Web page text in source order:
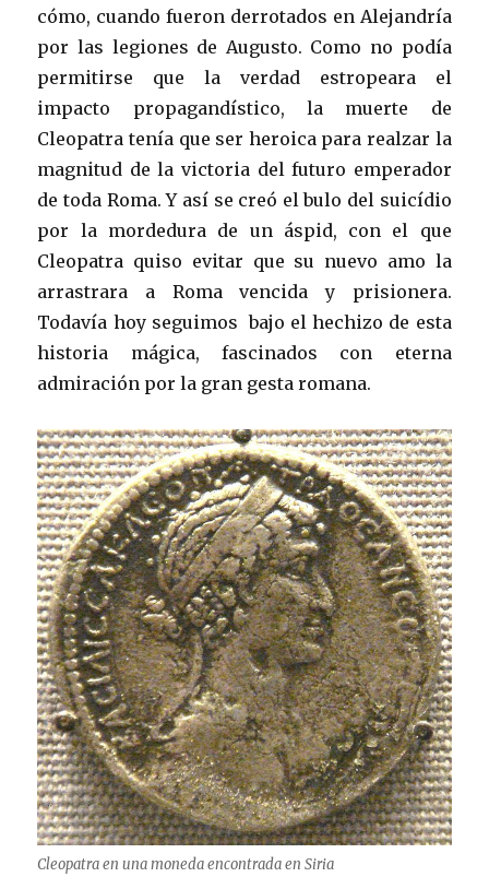
cómo, cuando fueron derrotados en Alejandría
por las legiones de Augusto. Como no podía
permitirse que la verdad estropeara el
impacto propagandístico, la muerte de
Cleopatra tenía que ser heroica para realzar la
magnitud de la victoria del futuro emperador
de toda Roma. Y así se creó el bulo del suicídio
por la mordedura de un áspid, con el que
Cleopatra quiso evitar que su nuevo amo la
arrastrara a Roma vencida y prisionera.
Todavía hoy seguimos bajo el hechizo de esta
historia mágica, fascinados con eterna
admiración por la gran gesta romana.
Cleopatra en una moneda encontrada en Siria